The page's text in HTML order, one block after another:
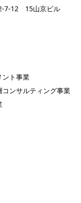
7-12 15山京ビル
ント事業
コンサルティング事業